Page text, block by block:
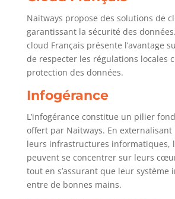
Naitways propose des solutions de
garantissant la sécurité des
cloud Français présente l’avantage
de respecter les régulations locales
protection des données.
Infogérance
L’infogérance constitue un pilier
offert par Naitways. En externalisant
leurs infrastructures informatiques,
peuvent se concentrer sur leurs
tout en s’assurant que leur système
entre de bonnes mains.